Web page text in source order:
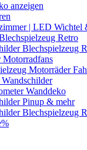
anzeigen
| LED
Retro
Blechspielzeug
Motorräder
Wanddeko
Pinup & mehr
Blechspielzeug